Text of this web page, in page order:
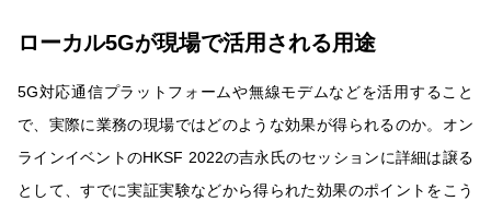
ローカル5Gが現場で活用される用途
5G対応通信プラットフォームや無線モデムなどを活用すること
で、実際に業務の現場ではどのような効果が得られるのか。オン
ラインイベントのHKSF 2022の吉永氏のセッションに詳細は譲る
として、すでに実証実験などから得られた効果のポイントをこう